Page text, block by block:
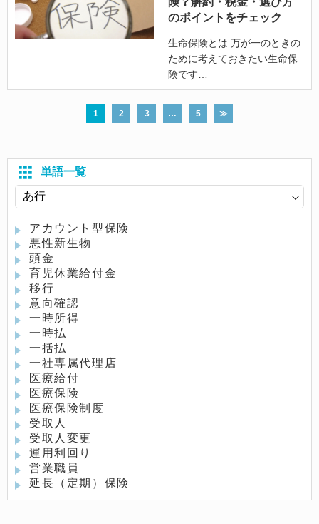
のポイントをチェック
生命保険とは 万が一のときの
ために考えておきたい生命保
険です
1 2 3 … 5 ≫
単語一覧
アカウント型保険
悪性新生物
頭金
育児休業給付金
移行
意向確認
一時所得
一時払
一括払
一社専属代理店
医療給付
医療保険
医療保険制度
受取人
受取人変更
運用利回り
営業職員
延長（定期）保険